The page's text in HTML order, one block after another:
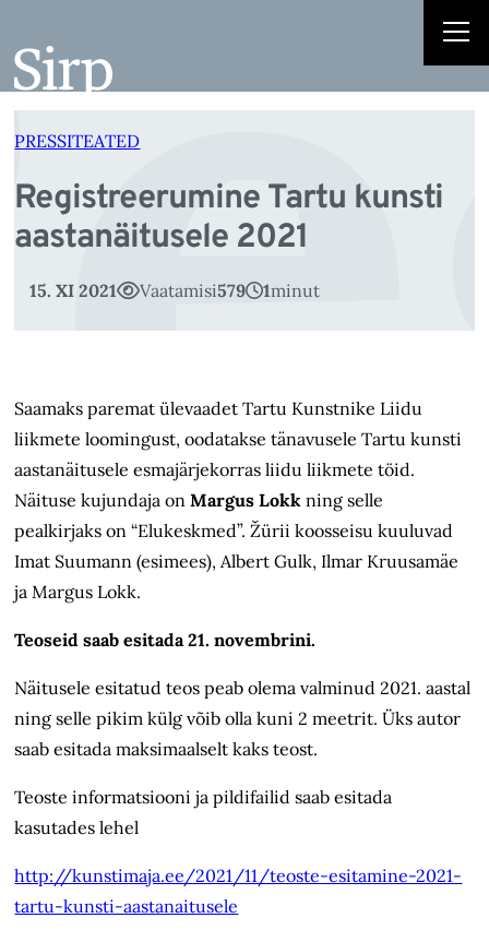
juurde
PRESSITEATED
Registreerumine Tartu kunsti
aastanäitusele 2021
15. XI 2021 Vaatamisi579 1minut
Saamaks paremat ülevaadet Tartu Kunstnike Liidu
liikmete loomingust, oodatakse tänavusele Tartu kunsti
aastanäitusele esmajärjekorras liidu liikmete töid.
Näituse kujundaja onMargus Lokk ning selle
pealkirjaks on “Elukeskmed”. Žürii koosseisu kuuluvad
Imat Suumann (esimees), Albert Gulk, Ilmar Kruusamäe
ja Margus Lokk.
Teoseid saab esitada 21. novembrini.
Näitusele esitatud teos peab olema valminud 2021. aastal
ning selle pikim külg võib olla kuni 2 meetrit. Üks autor
saab esitada maksimaalselt kaks teost.
Teoste informatsiooni ja pildifailid saab esitada
kasutades lehel
http://kunstimaja.ee/2021/11/teoste-esitamine-2021-
tartu-kunsti-aastanaitusele